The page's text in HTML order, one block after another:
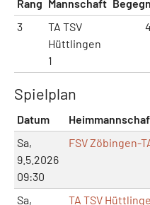
Rang Mannschaft
3
TA TSV
Hüttlingen
1
4
Spielplan
Datum
Sa,
9.5.2026
09:30
FSV Zöbingen-
Sa,
TA TSV